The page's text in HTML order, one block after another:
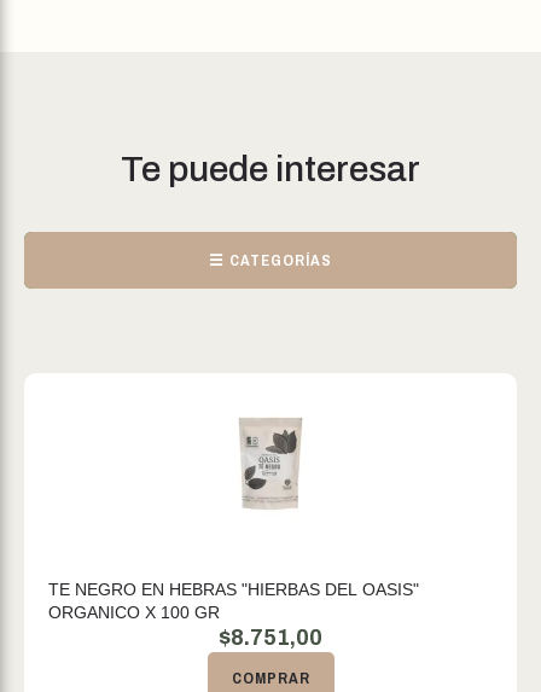
Te puede interesar
☰ CATEGORÍAS
TE NEGRO EN HEBRAS "HIERBAS DEL OASIS"
ORGANICO X 100 GR
$8.751,00
COMPRAR